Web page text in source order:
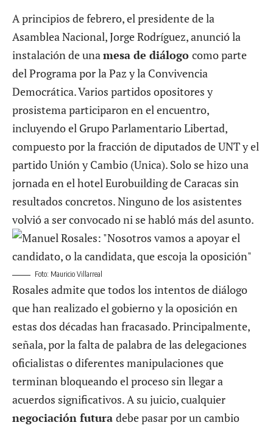
A principios de febrero, el presidente de la
Asamblea Nacional, Jorge Rodríguez, anunció la
instalación de unamesa de diálogo como parte
del Programa por la Paz y la Convivencia
Democrática. Varios partidos opositores y
prosistema participaron en el encuentro,
incluyendo el Grupo Parlamentario Libertad,
compuesto por la fracción de diputados de UNT y el
partido Unión y Cambio (Unica). Solo se hizo una
jornada en el hotel Eurobuilding de Caracas sin
resultados concretos. Ninguno de los asistentes
volvió a ser convocado ni se habló más del asunto.
Foto: Mauricio Villarreal
Rosales admite que todos los intentos de diálogo
que han realizado el gobierno y la oposición en
estas dos décadas han fracasado. Principalmente,
señala, por la falta de palabra de las delegaciones
oficialistas o diferentes manipulaciones que
terminan bloqueando el proceso sin llegar a
acuerdos significativos. A su juicio, cualquier
negociación futura debe pasar por un cambio